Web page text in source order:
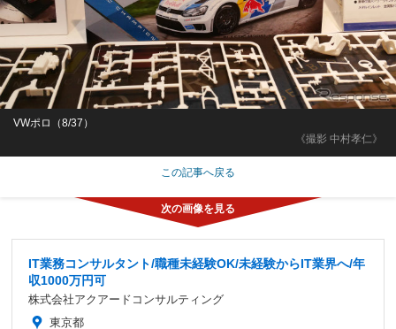
《撮影 中村孝仁》
VWポロ（8/37）
この記事へ戻る
IT業務コンサルタント/職種未経験OK/未経験からIT業界へ/年
収1000万円可
株式会社アクアードコンサルティング
東京都